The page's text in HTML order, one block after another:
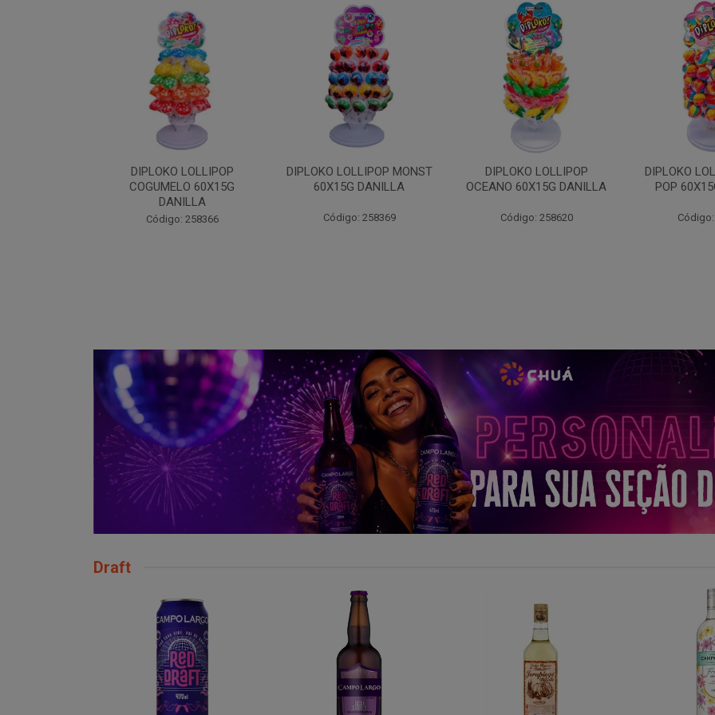
DIPLOKO LOLLIPOP MONST
60X15G DANILLA
Código: 258369
DIPLOKO LOLLIPOP
OCEANO 60X15G DANILLA
Código: 258620
DIPLOKO LOLLIPOP ARCO
POP 60X15G DANILLA
Código: 258621
DIPLOKO
CUBO
Draft